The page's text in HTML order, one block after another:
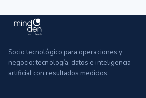
Socio tecnológico para operaciones y
negocio: tecnología, datos e inteligencia
artificial con resultados medidos.